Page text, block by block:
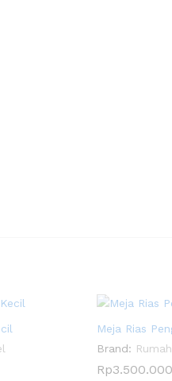
Meja Rias
Brand:
Rp3.500.000